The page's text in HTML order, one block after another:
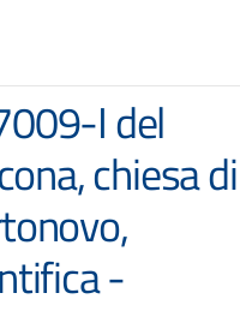
I del
chiesa di
-